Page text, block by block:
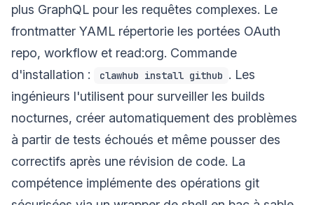
plus GraphQL pour les requêtes complexes. Le
frontmatter YAML répertorie les portées OAuth
repo, workflow et read:org. Commande
d'installation :
clawhub install github . Les
ingénieurs l'utilisent pour surveiller les builds
nocturnes, créer automatiquement des problèmes
à partir de tests échoués et même pousser des
correctifs après une révision de code. La
compétence implémente des opérations git